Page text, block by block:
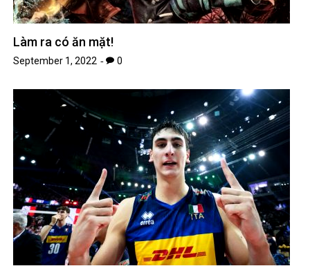
Làm ra có ăn mặt!
September 1, 2022 0